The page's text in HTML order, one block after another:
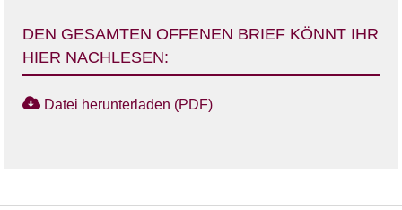
DEN GESAMTEN OFFENEN BRIEF KÖNNT IHR
HIER NACHLESEN:
Datei herunterladen (PDF)